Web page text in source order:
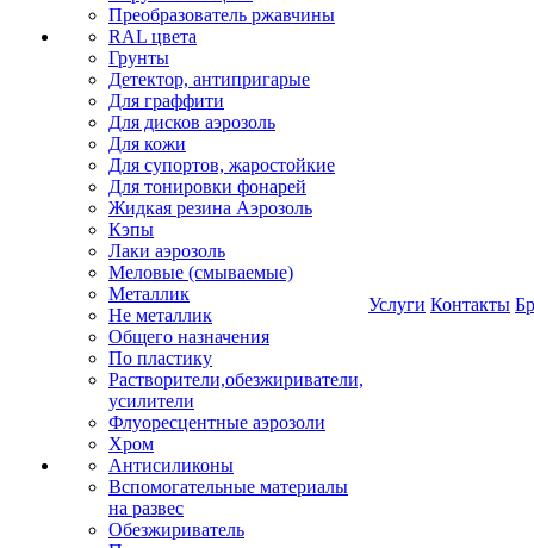
Преобразователь ржавчины
RAL цвета
Грунты
Детектор, антипригарые
Для граффити
Для дисков аэрозоль
Для кожи
Для супортов, жаростойкие
Для тонировки фонарей
Жидкая резина Аэрозоль
Кэпы
Лаки аэрозоль
Меловые (смываемые)
Металлик
Не металлик
Общего назначения
По пластику
Растворители,обезжириватели,
усилители
Флуоресцентные аэрозоли
Хром
Антисиликоны
Вспомогательные материалы
на развес
Обезжириватель
Услуги Контакты